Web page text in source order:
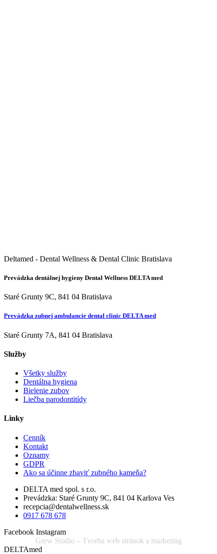
Deltamed - Dental Wellness & Dental Clinic Bratislava
Prevádzka dentálnej hygieny Dental Wellness DELTA med
Staré Grunty 9C, 841 04 Bratislava
Prevádzka zubnej ambulancie dental clinic DELTA med
Staré Grunty 7A, 841 04 Bratislava
Služby
Všetky služby
Dentálna hygiena
Bielenie zubov
Liečba parodontitídy
Linky
Cenník
Kontakt
Oznamy
GDPR
Ako sa účinne zbaviť zubného kameňa?
DELTA med spol. s r.o.
Prevádzka: Staré Grunty 9C, 841 04 Karlova Ves
recepcia@dentalwellness.sk
0917 678 678
Facebook Instagram
Grew Studio – Tvorba web stránok a marketing
DELTAmed